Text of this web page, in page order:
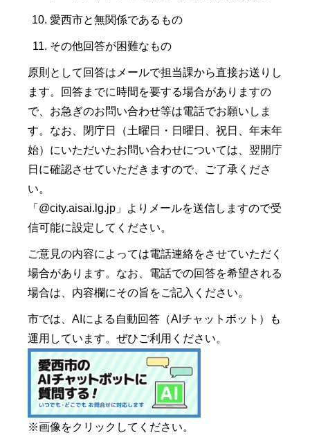
愛西市と無関係であるもの
その他回答が困難なもの
原則として回答はメールで担当課から直接お送りし
ます。回答までに時間を要する場合がありますの
で、お急ぎのお問い合わせ等は電話でお願いしま
す。なお、閉庁日（土曜日・日曜日、祝日、年末年
始）にいただいたお問い合わせについては、翌開庁
日に確認させていただきますので、ご了承くださ
い。
「@city.aisai.lg.jp」よりメールを送信しますので受
信可能に設定してください。
ご意見の内容によっては電話連絡をさせていただく
場合があります。なお、電話での回答を希望される
場合は、内容欄にその旨をご記入ください。
市では、AIによる自動回答（AIチャットボット）も
運用しています。ぜひご利用ください。
※画像をクリックしてください。